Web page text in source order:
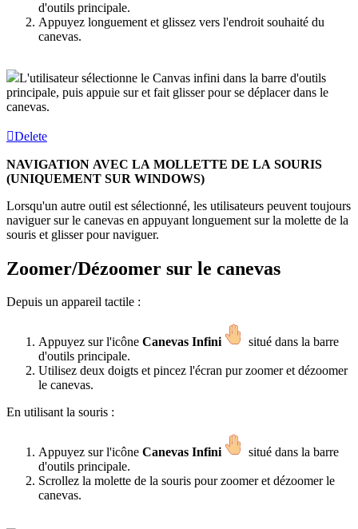
d'outils principale.
Appuyez longuement et glissez vers l'endroit souhaité du
canevas.
L'utilisateur sélectionne le Canvas infini dans la barre d'outils
principale, puis appuie sur et fait glisser pour se déplacer dans le
canevas.
Delete
NAVIGATION AVEC LA MOLLETTE DE LA SOURIS
(UNIQUEMENT SUR WINDOWS)
Lorsqu'un autre outil est sélectionné, les utilisateurs peuvent toujours
naviguer sur le canevas en appuyant longuement sur la molette de la
souris et glisser pour naviguer.
Zoomer/Dézoomer sur le canevas
Depuis un appareil tactile :
Appuyez sur l'icône Canevas Infini
situé dans la barre
d'outils principale.
Utilisez deux doigts et pincez l'écran pur zoomer et dézoomer
le canevas.
En utilisant la souris :
Appuyez sur l'icône Canevas Infini
situé dans la barre
d'outils principale.
Scrollez la molette de la souris pour zoomer et dézoomer le
canevas.